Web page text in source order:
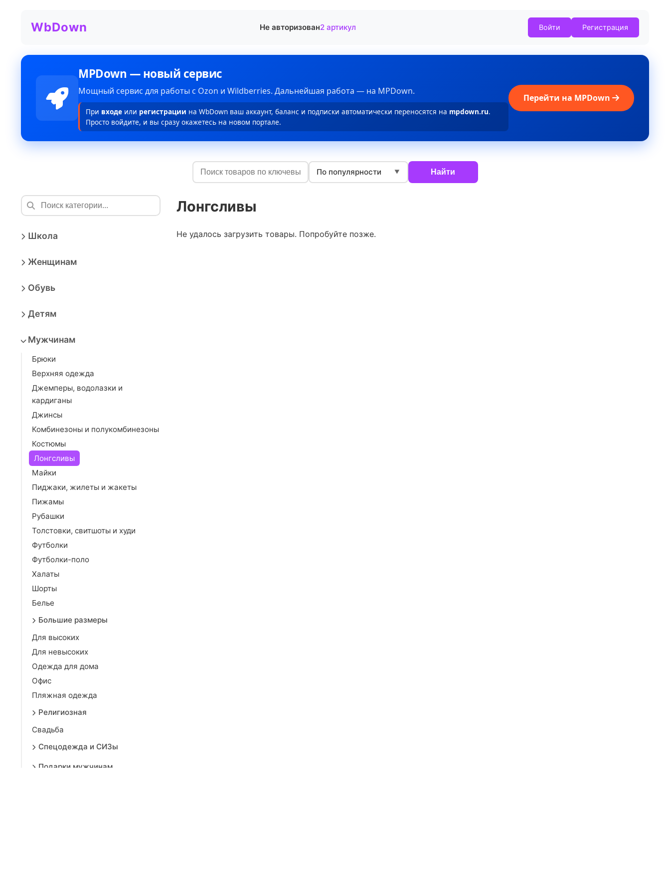
WbDown Не авторизован2 артикул Войти Регистрация
MPDown — новый сервис
Мощный сервис для работы с Ozon и Wildberries. Дальнейшая работа — на MPDown.
При входе или регистрации на WbDown ваш аккаунт, баланс и подписки автоматически переносятся на mpdown.ru.
Просто войдите, и вы сразу окажетесь на новом портале.
Перейти на MPDown
По популярности ▼ Найти
Школа
Женщинам
Обувь
Детям
Мужчинам
Брюки
Верхняя одежда
Джемперы, водолазки и
кардиганы
Джинсы
Комбинезоны и полукомбинезоны
Костюмы
Лонгсливы
Майки
Пиджаки, жилеты и жакеты
Пижамы
Рубашки
Толстовки, свитшоты и худи
Футболки
Футболки-поло
Халаты
Шорты
Белье
Большие размеры
Для высоких
Для невысоких
Одежда для дома
Офис
Пляжная одежда
Религиозная
Свадьба
Спецодежда и СИЗы
Подарки мужчинам
Лонгсливы
Не удалось загрузить товары. Попробуйте позже.